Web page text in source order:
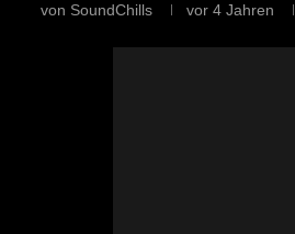
von SoundChills vor 4 Jahren